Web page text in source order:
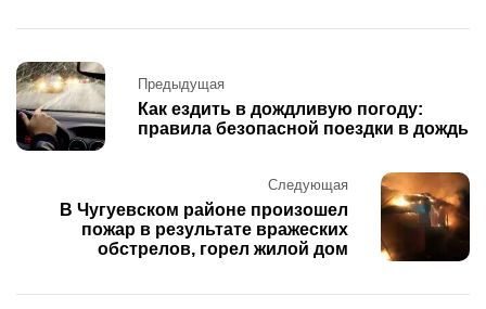
Post
navigation
Предыдущая
Как ездить в дождливую погоду:
правила безопасной поездки в дождь
Следующая
В Чугуевском районе произошел
пожар в результате вражеских
обстрелов, горел жилой дом